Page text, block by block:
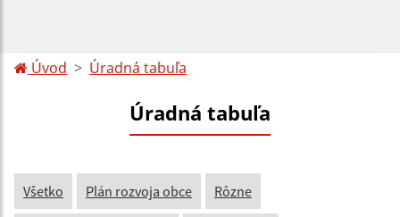
Úvod Úradná tabuľa
Úradná tabuľa
Všetko Plán rozvoja obce Rôzne